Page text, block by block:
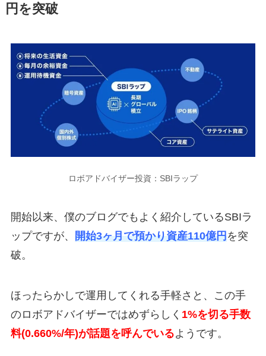
円を突破
ロボアドバイザー投資：SBIラップ
開始以来、僕のブログでもよく紹介しているSBIラ
ップですが、 開始3ヶ月で預かり資産110億円を突
破。
ほったらかしで運用してくれる手軽さと、この手
のロボアドバイザーではめずらしく 1%を切る手数
料(0.660%/年)が話題を呼んでいるようです。